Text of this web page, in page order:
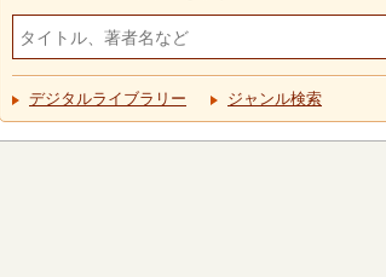
デジタルライブラリー ジャンル検索